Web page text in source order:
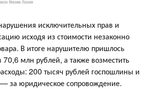
исключительных прав и
исходя из стоимости незаконно
В итоге нарушителю пришлось
70,6 млн рублей, а также возместить
200 тысяч рублей госпошлины и
за юридическое сопровождение.